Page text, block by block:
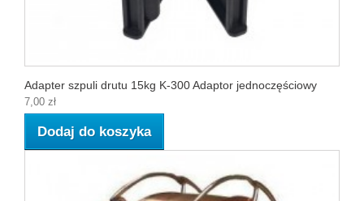
Adapter szpuli drutu 15kg K-300 Adaptor jednoczęściowy
7,00 zł
Dodaj do koszyka